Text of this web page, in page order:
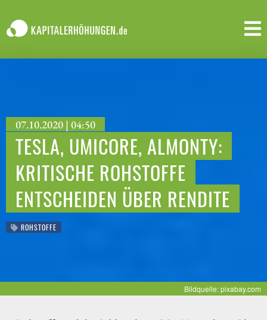
07.10.2020 | 04:50
TESLA, UMICORE, ALMONTY:
KRITISCHE ROHSTOFFE
ENTSCHEIDEN ÜBER RENDITE
ROHSTOFFE
Bildquelle: pixabay.com